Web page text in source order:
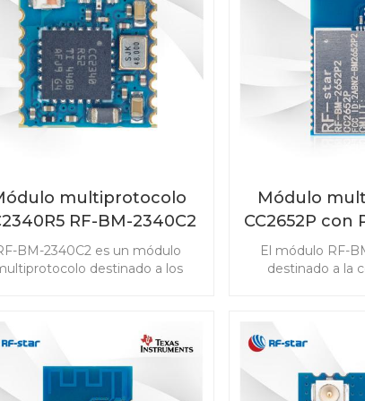
software Bluetooth® 5.3 y
sensibilidad y robustez
de radio, es una solución
automotriz eficiente y de alto
rendimiento.
(PaaK) y
baterías
multiprotocolo
RF-BM-2340C2
con tamaño mini
BM-2340C2 es un módulo
destinado a los
también el sistema propietario
3.0 y 2.4GHz. El módulo
con tamaño mini está
diseñado para satisfacer las
Módulo
CC2652P con
RF-BM-
El módulo RF-
destinado a la
CC2652P admite
802.15.4,
habilitados para